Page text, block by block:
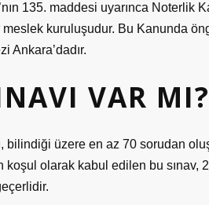
135. maddesi uyarınca Noterlik
kuruluşudur. Bu Kanunda
Ankara’dadır.
VAR MI?
bilindiği üzere en az 70 sorudan
olarak kabul edilen bu sınav,